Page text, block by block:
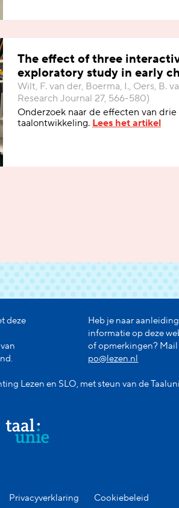
The effect of three
exploratory study in early
Wilt, F. van der, Boerma, I., Oers, B.
Research Journal 27, 566-580)
Onderzoek naar de effecten van
taalontwikkeling. Lees het artikel
deze
Heb je naar
informatie op deze
of opmerkingen? Mail
po@lezen.nl
Lezen en SLO, met steun van de
Privacyverklaring Cookiebeleid